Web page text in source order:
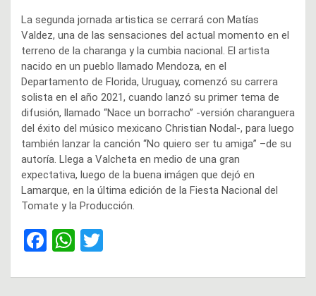
La segunda jornada artistica se cerrará con Matías
Valdez, una de las sensaciones del actual momento en el
terreno de la charanga y la cumbia nacional. El artista
nacido en un pueblo llamado Mendoza, en el
Departamento de Florida, Uruguay, comenzó su carrera
solista en el año 2021, cuando lanzó su primer tema de
difusión, llamado “Nace un borracho” -versión charanguera
del éxito del músico mexicano Christian Nodal-, para luego
también lanzar la canción “No quiero ser tu amiga” –de su
autoría. Llega a Valcheta en medio de una gran
expectativa, luego de la buena imágen que dejó en
Lamarque, en la última edición de la Fiesta Nacional del
Tomate y la Producción.
F
ce
W
at tt